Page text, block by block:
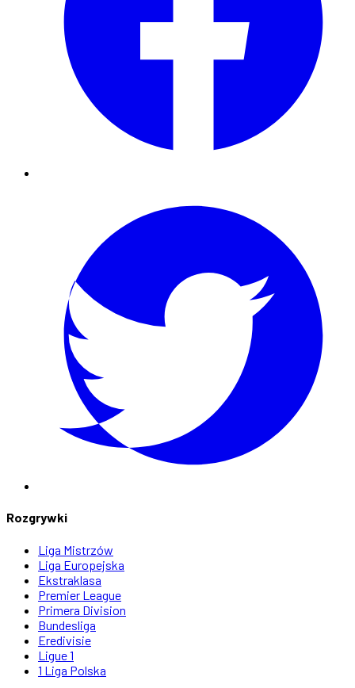
Rozgrywki
Liga Mistrzów
Liga Europejska
Ekstraklasa
Premier League
Primera Division
Bundesliga
Eredivisie
Ligue 1
1 Liga Polska